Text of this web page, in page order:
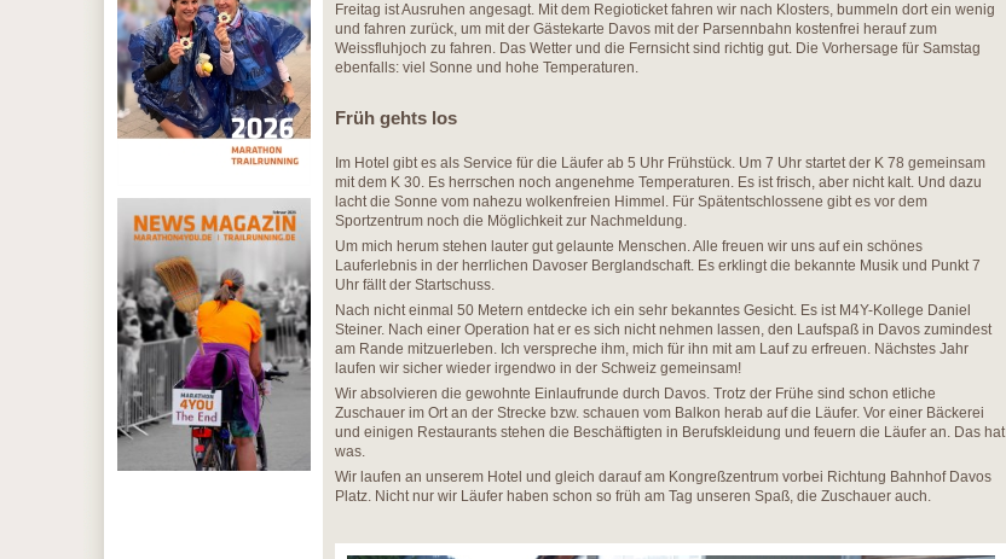
Freitag ist Ausruhen angesagt. Mit dem Regioticket fahren wir nach Klosters, bummeln dort ein wenig
und fahren zurück, um mit der Gästekarte Davos mit der Parsennbahn kostenfrei herauf zum
Weissfluhjoch zu fahren. Das Wetter und die Fernsicht sind richtig gut. Die Vorhersage für Samstag
ebenfalls: viel Sonne und hohe Temperaturen.
Früh gehts los
Im Hotel gibt es als Service für die Läufer ab 5 Uhr Frühstück. Um 7 Uhr startet der K 78 gemeinsam
mit dem K 30. Es herrschen noch angenehme Temperaturen. Es ist frisch, aber nicht kalt. Und dazu
lacht die Sonne vom nahezu wolkenfreien Himmel. Für Spätentschlossene gibt es vor dem
Sportzentrum noch die Möglichkeit zur Nachmeldung.
Um mich herum stehen lauter gut gelaunte Menschen. Alle freuen wir uns auf ein schönes
Lauferlebnis in der herrlichen Davoser Berglandschaft. Es erklingt die bekannte Musik und Punkt 7
Uhr fällt der Startschuss.
Nach nicht einmal 50 Metern entdecke ich ein sehr bekanntes Gesicht. Es ist M4Y-Kollege Daniel
Steiner. Nach einer Operation hat er es sich nicht nehmen lassen, den Laufspaß in Davos zumindest
am Rande mitzuerleben. Ich verspreche ihm, mich für ihn mit am Lauf zu erfreuen. Nächstes Jahr
laufen wir sicher wieder irgendwo in der Schweiz gemeinsam!
Wir absolvieren die gewohnte Einlaufrunde durch Davos. Trotz der Frühe sind schon etliche
Zuschauer im Ort an der Strecke bzw. schauen vom Balkon herab auf die Läufer. Vor einer Bäckerei
und einigen Restaurants stehen die Beschäftigten in Berufskleidung und feuern die Läufer an. Das hat
was.
Wir laufen an unserem Hotel und gleich darauf am Kongreßzentrum vorbei Richtung Bahnhof Davos
Platz. Nicht nur wir Läufer haben schon so früh am Tag unseren Spaß, die Zuschauer auch.